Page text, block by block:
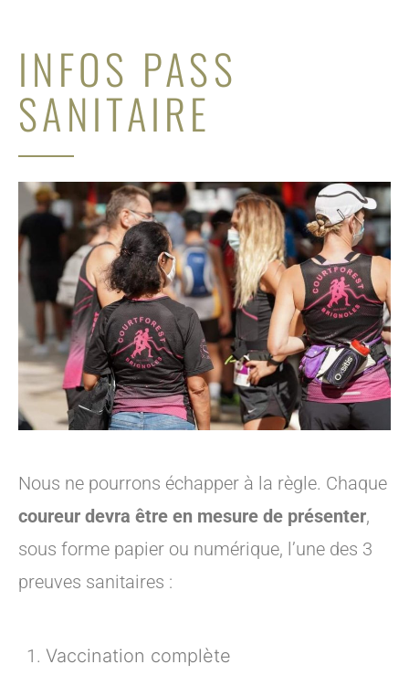
INFOS PASS
SANITAIRE
Nous ne pourrons échapper à la règle. Chaque
coureur devra être en mesure de présenter,
sous forme papier ou numérique, l’une des 3
preuves sanitaires :
Vaccination complète